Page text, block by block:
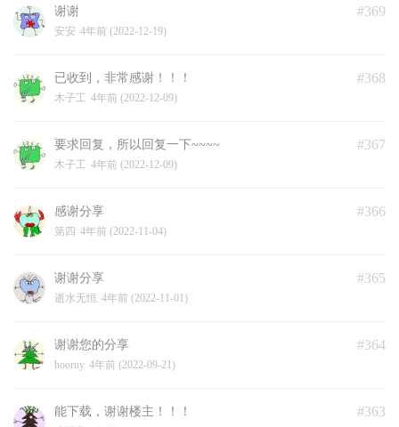
#369
谢谢
安安 4年前 (2022-12-19)
#368
已收到，非常感谢！！！
木子工 4年前 (2022-12-09)
#367
要求回复，所以回复一下~~~~
木子工 4年前 (2022-12-09)
#366
感谢分享
第四 4年前 (2022-11-04)
#365
谢谢分享
逝水无恒 4年前 (2022-11-01)
#364
谢谢您的分享
hooruy 4年前 (2022-09-21)
#363
能下载，谢谢楼主！！！